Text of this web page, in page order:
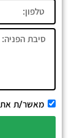
מאשר/ת את